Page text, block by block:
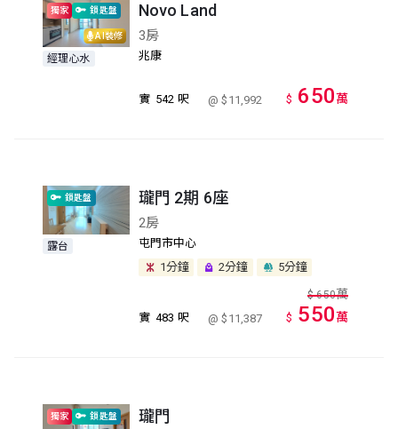
AI裝修
獨家 鎖匙盤
經理心水
Novo Land
3房
兆康
實 542 呎 @ $11,992 $ 650萬
鎖匙盤
露台
瓏門 2期 6座
2房
屯門市中心
1分鐘
2分鐘 5分鐘
實 483 呎 @ $11,387
$ 650萬
$ 550萬
獨家 鎖匙盤 瓏門